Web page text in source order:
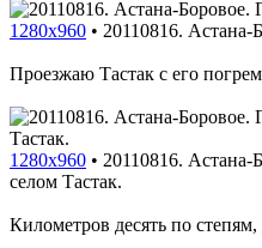
1280x960 • 20110816. Астана-
Проезжаю Тастак с его
1280x960 • 20110816. Астана-
селом Тастак.
Километров десять по степям,